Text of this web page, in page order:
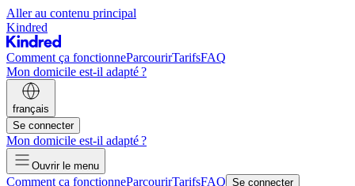
Aller au contenu principal
Kindred
Comment ça fonctionneParcourirTarifsFAQ
Mon domicile est-il adapté ?
français
Se connecter
Mon domicile est-il adapté ?
Ouvrir le menu
Comment ça fonctionneParcourirTarifsFAQ Se connecter